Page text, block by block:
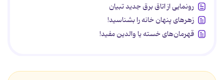
رونمایی از اتاق برق جدید تبیان
زهرهای پنهان خانه را بشناسید!
قهرمان‌های خسته یا والدین مفید!